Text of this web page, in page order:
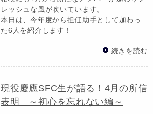
レッシュな風が吹いています。
本日は、今年度から担任助手として加わっ
た6人を紹介します！
続きを読む
現役慶應SFC生が語る！4月の所信
表明 ～初心を忘れない編～